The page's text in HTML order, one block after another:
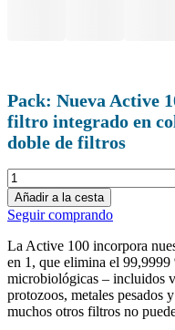
Pack: Nueva Active
filtro integrado en
doble de filtros
Bundle:
Neue
Active
100
-
Trinkflasche
1.0
Liter
mit
Añadir a la cesta
Seguir comprando
La Active 100 incorpora
en 1, que elimina el
microbiológicas – incluidos
protozoos, metales pesados
muchos otros filtros no